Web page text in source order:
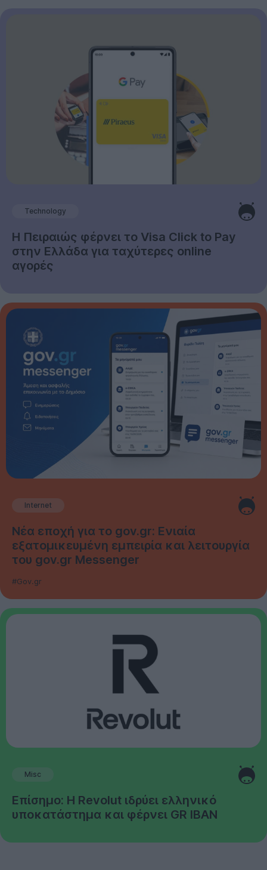
Technology
Η Πειραιώς φέρνει το Visa Click to Pay
στην Ελλάδα για ταχύτερες online
αγορές
Internet
Νέα εποχή για το gov.gr: Ενιαία
εξατομικευμένη εμπειρία και λειτουργία
του gov.gr Messenger
#Gov.gr
Misc
Επίσημο: Η Revolut ιδρύει ελληνικό
υποκατάστημα και φέρνει GR IBAN